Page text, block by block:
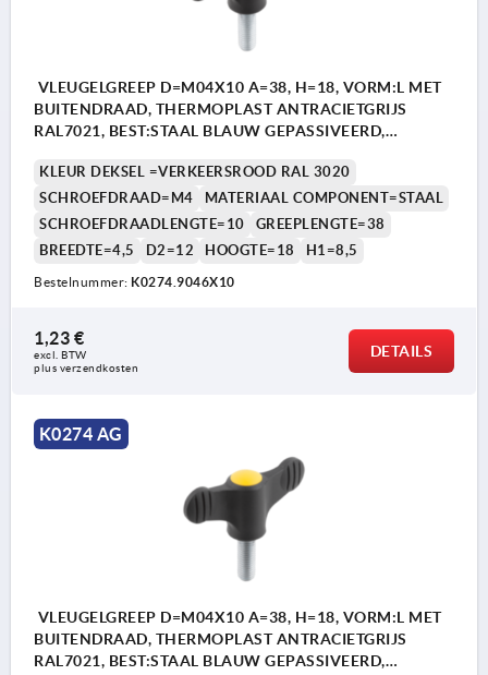
VLEUGELGREEP D=M04X10 A=38, H=18, VORM:L MET
BUITENDRAAD, THERMOPLAST ANTRACIETGRIJS
RAL7021, BEST:STAAL BLAUW GEPASSIVEERD,
KLEUR DEKSEL =VERKEERSROOD RAL 3020
SCHROEFDRAAD=M4
MATERIAAL COMPONENT=STAAL
SCHROEFDRAADLENGTE=10
GREEPLENGTE=38
BREEDTE=4,5
D2=12 HOOGTE=18 H1=8,5
Bestelnummer: K0274.9046X10
1,23 €
excl. BTW
plus verzendkosten
DETAILS
K0274 AG
VLEUGELGREEP D=M04X10 A=38, H=18, VORM:L MET
BUITENDRAAD, THERMOPLAST ANTRACIETGRIJS
RAL7021, BEST:STAAL BLAUW GEPASSIVEERD,